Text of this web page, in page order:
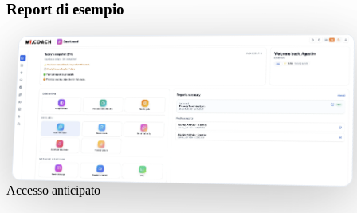
Report di esempio
Accesso anticipato